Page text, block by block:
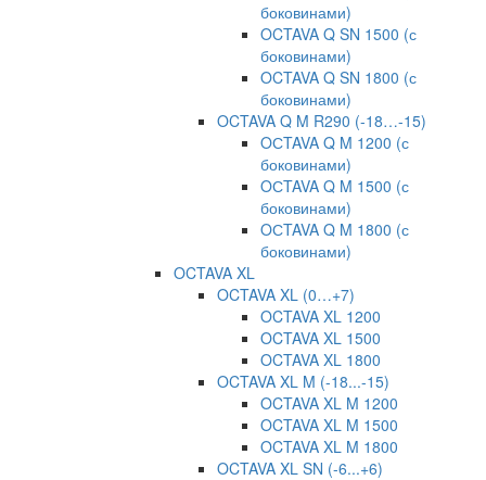
боковинами)
OCTAVA Q SN 1500 (с
боковинами)
OCTAVA Q SN 1800 (с
боковинами)
OCTAVA Q M R290 (-18…-15)
OСTAVA Q M 1200 (с
боковинами)
OСTAVA Q M 1500 (с
боковинами)
OСTAVA Q M 1800 (с
боковинами)
OCTAVA XL
OCTAVA XL (0…+7)
OCTAVA XL 1200
OCTAVA XL 1500
OCTAVA XL 1800
OCTAVA XL M (-18...-15)
OCTAVA XL M 1200
OCTAVA XL M 1500
OCTAVA XL M 1800
OCTAVA XL SN (-6...+6)